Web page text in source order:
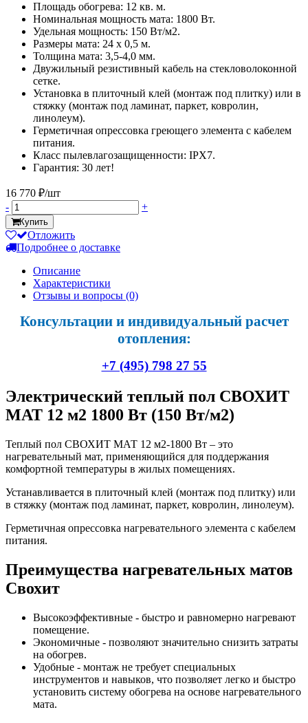
Площадь обогрева: 12 кв. м.
Номинальная мощность мата: 1800 Вт.
Удельная мощность: 150 Вт/м2.
Размеры мата: 24 х 0,5 м.
Толщина мата: 3,5-4,0 мм.
Двужильный резистивный кабель на стекловолоконной
сетке.
Установка в плиточный клей (монтаж под плитку) или в
стяжку (монтаж под ламинат, паркет, ковролин,
линолеум).
Герметичная опрессовка греющего элемента с кабелем
питания.
Класс пылевлагозащищенности: IPХ7.
Гарантия: 30 лет!
16 770 ₽/шт
-
+
Купить
Отложить
Подробнее о доставке
Описание
Характеристики
Отзывы и вопросы (0)
Консультации и индивидуальный расчет
отопления:
+7 (495) 798 27 55
Электрический теплый пол СВОХИТ
МАТ 12 м2 1800 Вт (150 Вт/м2)
Теплый пол СВОХИТ МАТ 12 м2-1800 Вт – это
нагревательный мат, применяющийся для поддержания
комфортной температуры в жилых помещениях.
Устанавливается в плиточный клей (монтаж под плитку) или
в стяжку (монтаж под ламинат, паркет, ковролин, линолеум).
Герметичная опрессовка нагревательного элемента с кабелем
питания.
Преимущества нагревательных матов
Свохит
Высокоэффективные - быстро и равномерно нагревают
помещение.
Экономичные - позволяют значительно снизить затраты
на обогрев.
Удобные - монтаж не требует специальных
инструментов и навыков, что позволяет легко и быстро
установить систему обогрева на основе нагревательного
мата.